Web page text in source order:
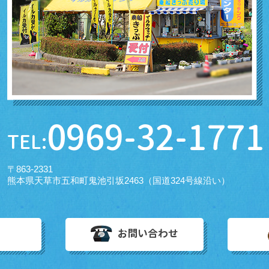
TEL:0969-32-1771
〒863-2331
熊本県天草市五和町鬼池引坂2463（国道324号線沿い）
お問い合わせ